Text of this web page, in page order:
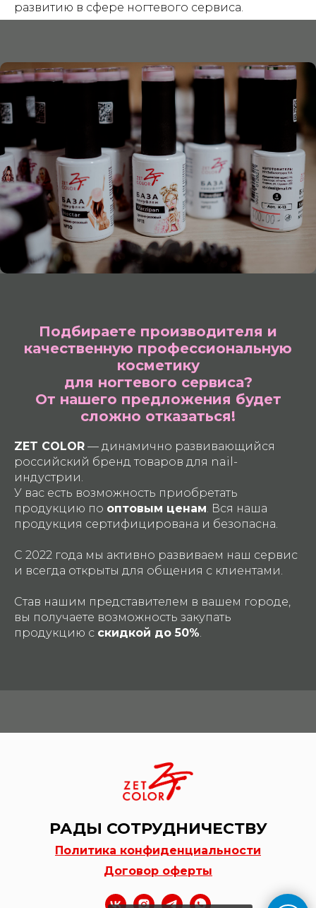
развитию в сфере ногтевого сервиса.
Подбираете производителя и
качественную профессиональную
косметику
для ногтевого сервиса?
От нашего предложения будет
сложно отказаться!
ZET COLOR — динамично развивающийся
российский бренд товаров для nail-
индустрии.
У вас есть возможность приобретать
продукцию по оптовым ценам. Вся наша
продукция сертифицирована и безопасна.
С 2022 года мы активно развиваем наш сервис
и всегда открыты для общения с клиентами.
Став нашим представителем в вашем городе,
вы получаете возможность закупать
продукцию с скидкой до 50%.
РАДЫ СОТРУДНИЧЕСТВУ
Политика конфиденциальности
Договор оферты